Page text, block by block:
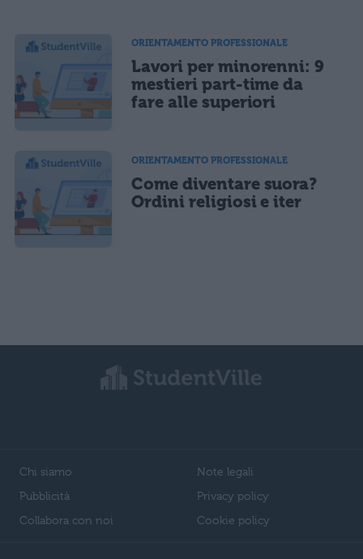
ORIENTAMENTO PROFESSIONALE
Lavori per minorenni: 9
mestieri part-time da
fare alle superiori
ORIENTAMENTO PROFESSIONALE
Come diventare suora?
Ordini religiosi e iter
Chi siamo
Pubblicità
Collabora con noi
Note legali
Privacy policy
Cookie policy